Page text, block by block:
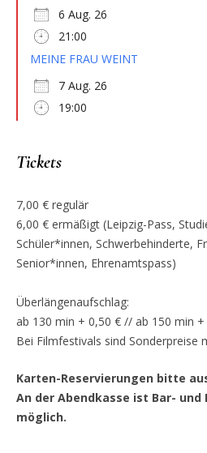
6 Aug. 26
21:00
MEINE FRAU WEINT
7 Aug. 26
19:00
Tickets
7,00 € regulär
6,00 € ermäßigt (Leipzig-Pass,
Schüler*innen, Schwerbehinderte,
Senior*innen, Ehrenamtspass)
Überlängenaufschlag:
ab 130 min + 0,50 € // ab 150 min +
Bei Filmfestivals sind Sonderpreise
Karten-Reservierungen bitte
An der Abendkasse ist Bar- und
möglich.